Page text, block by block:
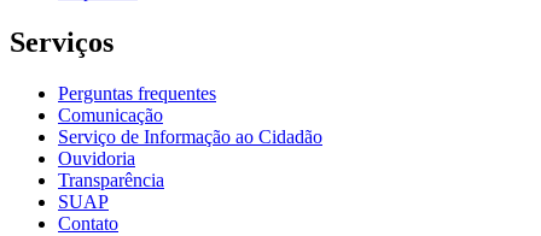
Serviços
Perguntas frequentes
Comunicação
Serviço de Informação ao Cidadão
Ouvidoria
Transparência
SUAP
Contato